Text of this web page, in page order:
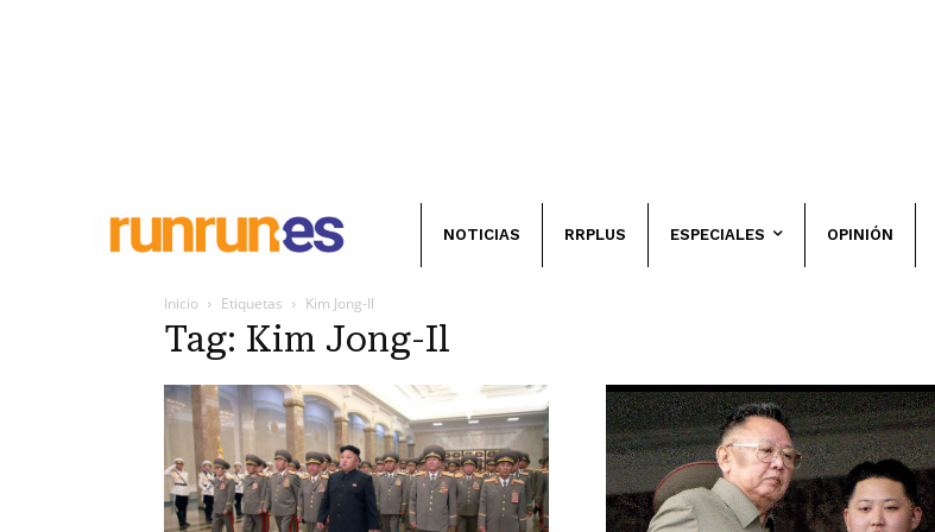
NOTICIAS RRPLUS ESPECIALES OPINIÓN
Inicio Etiquetas Kim Jong-Il
Tag: Kim Jong-Il